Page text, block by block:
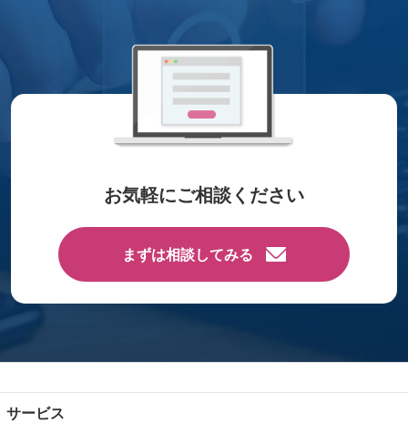
お気軽にご相談ください
まずは相談してみる
サービス